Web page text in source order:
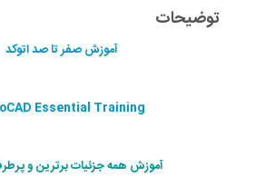
توضیحات
آموزش صفر تا صد اتوکد
Essential Training
آموزش همه جزئیات برترین و